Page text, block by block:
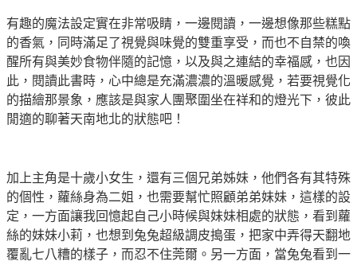
有趣的魔法設定實在非常吸睛，一邊閱讀，一邊想像那些糕點
的香氣，同時滿足了視覺與味覺的雙重享受，而也不自禁的喚
醒所有與美妙食物伴隨的記憶，以及與之連結的幸福感，也因
此，閱讀此書時，心中總是充滿濃濃的溫暖感覺，若要視覺化
的描繪那景象，應該是與家人團聚圍坐在祥和的燈光下，彼此
閒適的聊著天南地北的狀態吧！
加上主角是十歲小女生，還有三個兄弟姊妹，他們各有其特殊
的個性，蘿絲身為二姐，也需要幫忙照顧弟弟妹妹，這樣的設
定，一方面讓我回憶起自己小時候與妹妹相處的狀態，看到蘿
絲的妹妹小莉，也想到兔兔超級調皮搗蛋，把家中弄得天翻地
覆亂七八糟的樣子，而忍不住莞爾。另一方面，當兔兔看到一